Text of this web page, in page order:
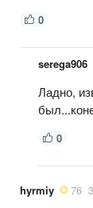
0
serega906
Ладно,
0
hyrmiy 76